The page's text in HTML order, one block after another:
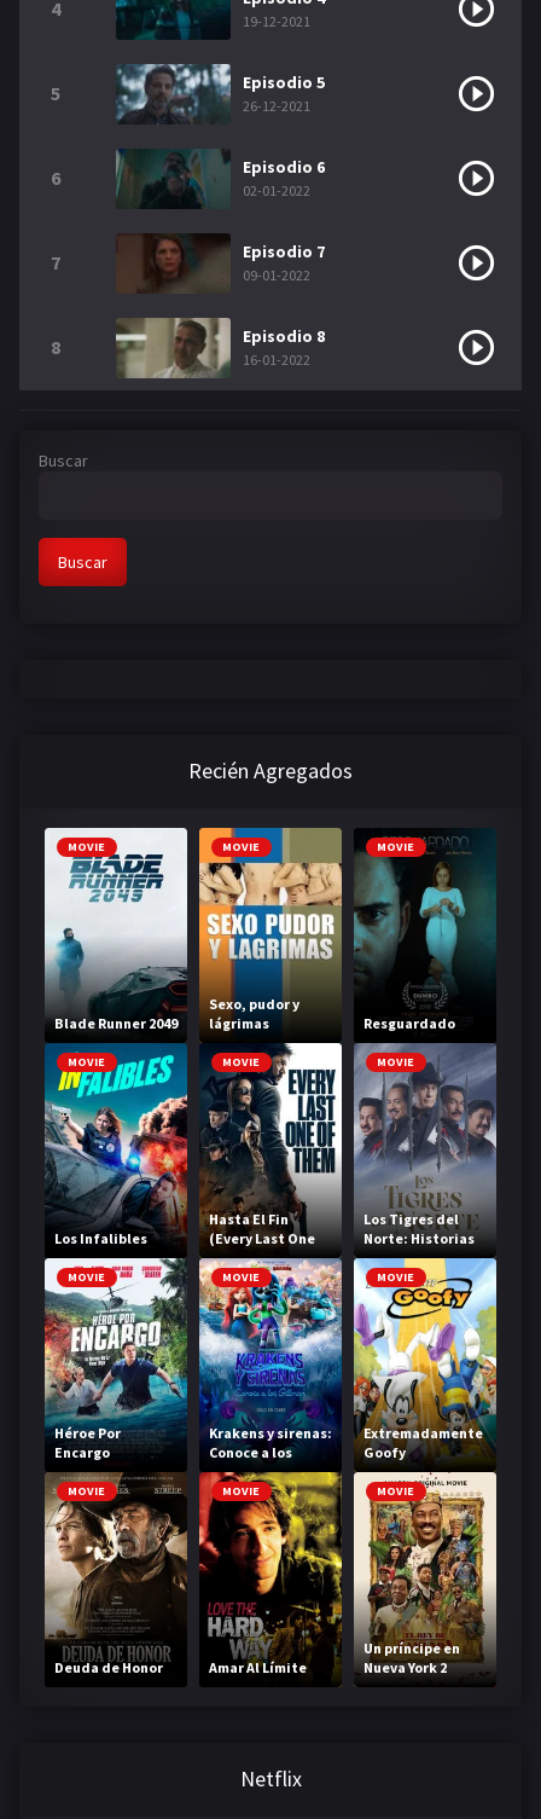
1990
SERIES
PELICULAS
4
19-12-2021
5 Episodio 5
26-12-2021
6 Episodio 6
02-01-2022
7 Episodio 7
09-01-2022
8 Episodio 8
16-01-2022
Buscar
Buscar
Recién Agregados
MOVIE
Blade Runner 2049
MOVIE
Sexo, pudor y
lágrimas
MOVIE
Resguardado
MOVIE
Los Infalibles
MOVIE
Hasta El Fin
(Every Last One
of Them)
MOVIE
Los Tigres del
Norte: Historias
que contar
MOVIE
Héroe Por
Encargo
MOVIE
Krakens y sirenas:
Conoce a los
Gillman
MOVIE
Extremadamente
Goofy
MOVIE
Deuda de Honor
MOVIE
Amar Al Límite
MOVIE
Un príncipe en
Nueva York 2
Netflix